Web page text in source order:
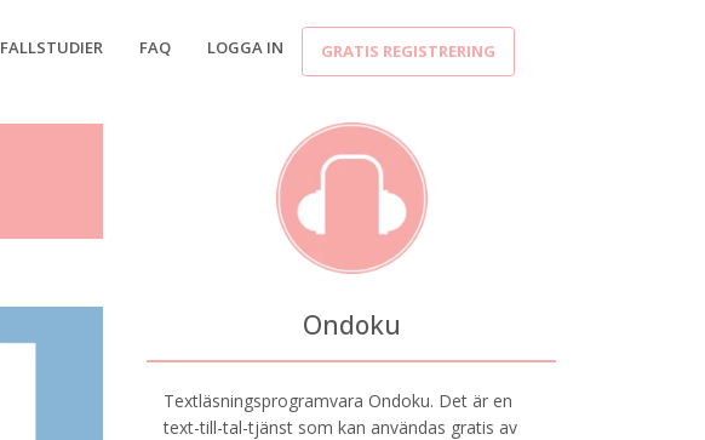
FALLSTUDIER FAQ LOGGA IN GRATIS REGISTRERING
Ondoku
Textläsningsprogramvara Ondoku. Det är en
text-till-tal-tjänst som kan användas gratis av